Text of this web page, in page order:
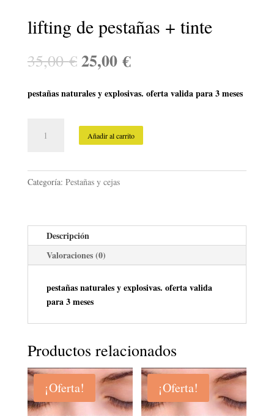
lifting de pestañas + tinte
35,00€ 25,00€
pestañas naturales y explosivas. oferta valida para 3 meses
tinte
Añadir al carrito
Categoría: Pestañas y cejas
Descripción
Valoraciones (0)
pestañas naturales y explosivas. oferta valida
para 3 meses
Productos relacionados
¡Oferta! ¡Oferta!